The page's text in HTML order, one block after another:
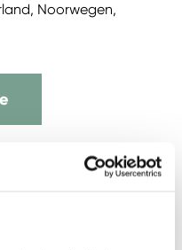
Noorwegen,